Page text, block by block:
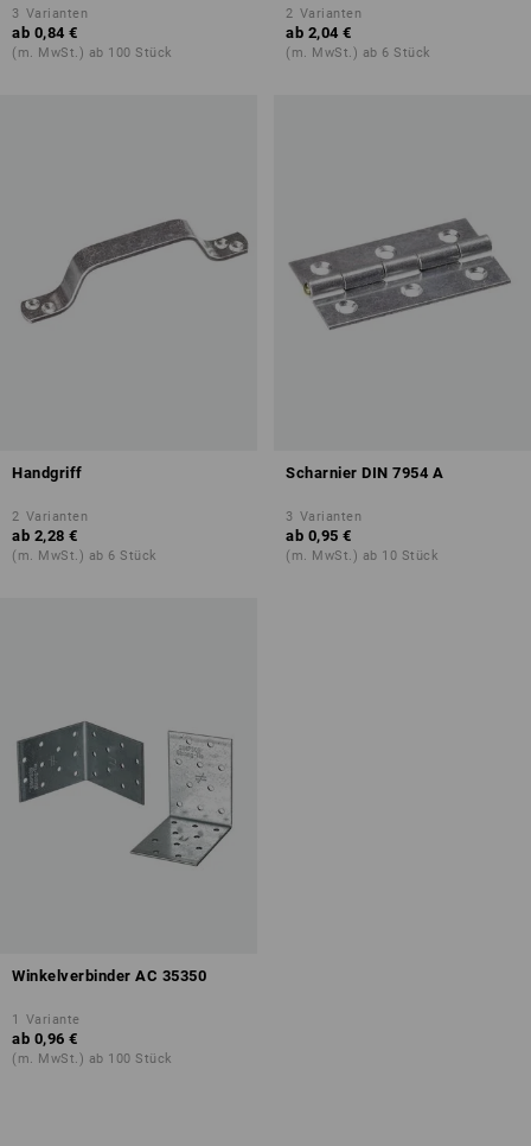
3 Varianten
ab 0,84 €
(m. MwSt.) ab 100 Stück
2 Varianten
ab 2,04 €
(m. MwSt.) ab 6 Stück
Handgriff
2 Varianten
ab 2,28 €
(m. MwSt.) ab 6 Stück
Scharnier DIN 7954 A
3 Varianten
ab 0,95 €
(m. MwSt.) ab 10 Stück
Winkelverbinder AC 35350
1 Variante
ab 0,96 €
(m. MwSt.) ab 100 Stück